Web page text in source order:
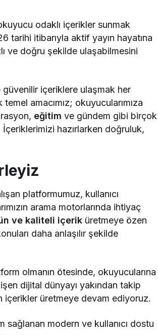
Sistem Modu
Sistem modunu seçin.
odaklı içerikler sunmak
tarihi itibarıyla aktif yayın hayatına
ve doğru şekilde ulaşabilmesini
içeriklere ulaşmak her
amacımız; okuyucularımıza
eğitim ve gündem gibi birçok
İçeriklerimizi hazırlarken doğruluk,
platformumuz, kullanıcı
arama motorlarında ihtiyaç
ve kaliteli içerik üretmeye özen
daha anlaşılır şekilde
olmanın ötesinde, okuyucularına
dijital dünyayı yakından takip
içerikler üretmeye devam ediyoruz.
sağlanan modern ve kullanıcı dostu